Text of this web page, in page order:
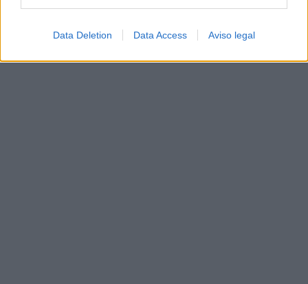
Data Deletion Data Access Aviso legal